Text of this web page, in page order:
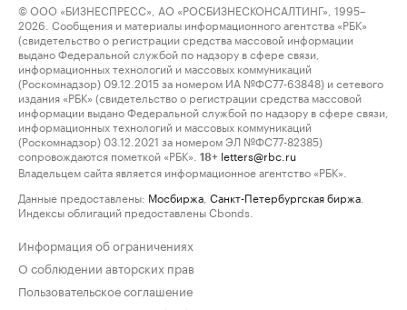
© ООО «БИЗНЕСПРЕСС», АО «РОСБИЗНЕСКОНСАЛТИНГ», 1995–
2026. Сообщения и материалы информационного агентства «РБК»
(свидетельство о регистрации средства массовой информации
выдано Федеральной службой по надзору в сфере связи,
информационных технологий и массовых коммуникаций
(Роскомнадзор) 09.12.2015 за номером ИА №ФС77-63848) и сетевого
издания «РБК» (свидетельство о регистрации средства массовой
информации выдано Федеральной службой по надзору в сфере связи,
информационных технологий и массовых коммуникаций
(Роскомнадзор) 03.12.2021 за номером ЭЛ №ФС77-82385)
сопровождаются пометкой «РБК».
18+ letters@rbc.ru
Владельцем сайта является информационное агентство «РБК».
Данные предоставлены: Мосбиржа Санкт-Петербургская биржа
Индексы облигаций предоставлены Cbonds.
Информация об ограничениях
О соблюдении авторских прав
Пользовательское соглашение